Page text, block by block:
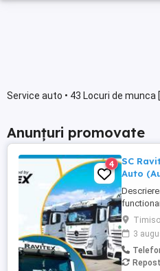
Service auto • 43 Locuri de
Anunțuri promovate
4
SC
Auto
Întretine
plecarea
tehnica a
anunta
3